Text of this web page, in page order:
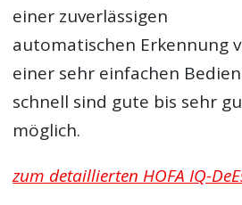
einer zuverlässigen
automatischen Erkennung
einer sehr einfachen
schnell sind gute bis sehr
möglich.
zum detaillierten HOFA IQ-